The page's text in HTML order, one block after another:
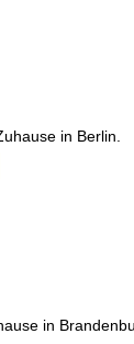
in Berlin.
in